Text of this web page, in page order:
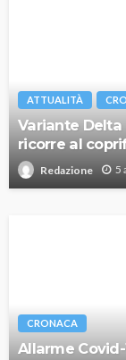
ATTUALITÀ
Variante Delta
ricorre al
Redazione 5
CRONACA
Allarme